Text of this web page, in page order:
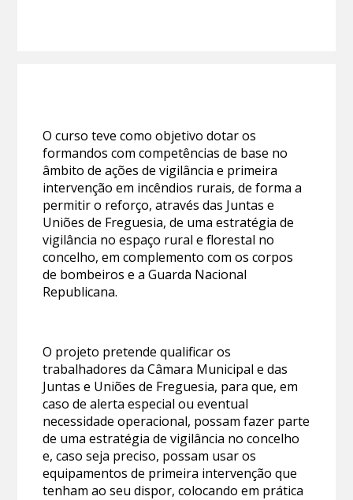
O curso teve como objetivo dotar os
formandos com competências de base no
âmbito de ações de vigilância e primeira
intervenção em incêndios rurais, de forma a
permitir o reforço, através das Juntas e
Uniões de Freguesia, de uma estratégia de
vigilância no espaço rural e florestal no
concelho, em complemento com os corpos
de bombeiros e a Guarda Nacional
Republicana.
O projeto pretende qualificar os
trabalhadores da Câmara Municipal e das
Juntas e Uniões de Freguesia, para que, em
caso de alerta especial ou eventual
necessidade operacional, possam fazer parte
de uma estratégia de vigilância no concelho
e, caso seja preciso, possam usar os
equipamentos de primeira intervenção que
tenham ao seu dispor, colocando em prática